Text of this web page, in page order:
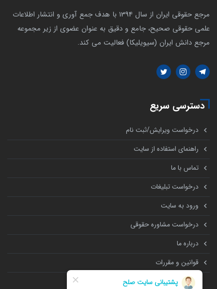
مرجع حقوقی ایران از سال 1394 با هدف جمع آوری و انتشار اطلاعات
علمی حقوقی صحیح، جامع و دقیق به عنوان عضوی از زیر مجموعه
مرجع دانش ایران (سیویلیکا) فعالیت می کند.
دسترسی سریع
درخواست ویرایش/ثبت نام
راهنمای استفاده از سایت
تماس با ما
درخواست تبلیغات
ورود به سایت
درخواست مشاوره حقوقی
درباره ما
قوانین و مقررات